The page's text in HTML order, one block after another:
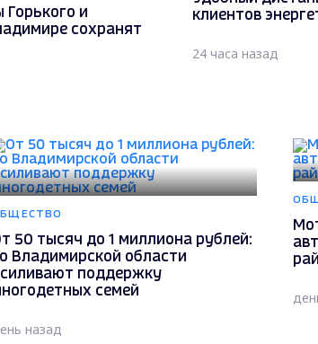
Горького и
сохранят
клиентов
24 часа назад
50 тысяч до 1 миллиона рублей:
Владимирской области
поддержку
семей
назад